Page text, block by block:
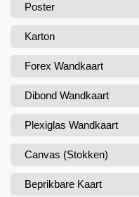
Poster
Karton
Forex Wandkaart
Dibond Wandkaart
Plexiglas Wandkaart
Canvas (Stokken)
Beprikbare Kaart